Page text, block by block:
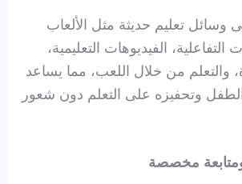
وسائل تعليم حديثة مثل الألعاب
التفاعلية، الفيديوهات التعليمية،
والتعلم من خلال اللعب، مما يساعد
وتحفيزه على التعلم دون شعور